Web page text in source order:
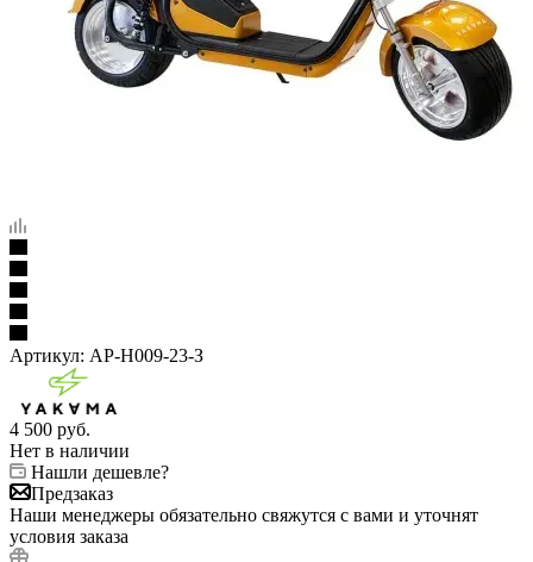
Артикул: AP-H009-23-З
4 500 руб.
Нет в наличии
Нашли дешевле?
Предзаказ
Наши менеджеры обязательно свяжутся с вами и уточнят
условия заказа